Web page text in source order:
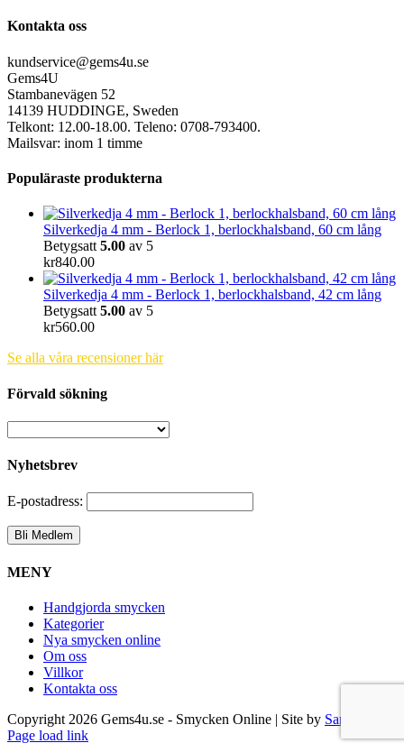
Kontakta oss
kundservice@gems4u.se
Gems4U
Stambanevägen 52
14139 HUDDINGE, Sweden
Telkont: 12.00-18.00. Teleno: 0708-793400.
Mailsvar: inom 1 timme
Populäraste produkterna
Silverkedja 4 mm - Berlock 1, berlockhalsband, 60 cm lång
Betygsatt 5.00 av 5
kr840.00
Silverkedja 4 mm - Berlock 1, berlockhalsband, 42 cm lång
Betygsatt 5.00 av 5
kr560.00
Se alla våra recensioner här
Förvald sökning
Nyhetsbrev
E-postadress:
MENY
Handgjorda smycken
Kategorier
Nya smycken online
Om oss
Villkor
Kontakta oss
Copyright 2026 Gems4u.se - Smycken Online | Site by Samsara
Page load link